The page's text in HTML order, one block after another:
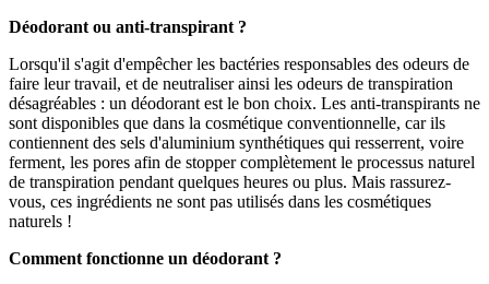
Déodorant ou anti-transpirant ?
Lorsqu'il s'agit d'empêcher les bactéries responsables des odeurs de
faire leur travail, et de neutraliser ainsi les odeurs de transpiration
désagréables : un déodorant est le bon choix. Les anti-transpirants ne
sont disponibles que dans la cosmétique conventionnelle, car ils
contiennent des sels d'aluminium synthétiques qui resserrent, voire
ferment, les pores afin de stopper complètement le processus naturel
de transpiration pendant quelques heures ou plus. Mais rassurez-
vous, ces ingrédients ne sont pas utilisés dans les cosmétiques
naturels !
Comment fonctionne un déodorant ?